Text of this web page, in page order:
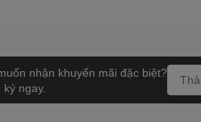
nhận khuyến mãi đặc biệt?
ngay.